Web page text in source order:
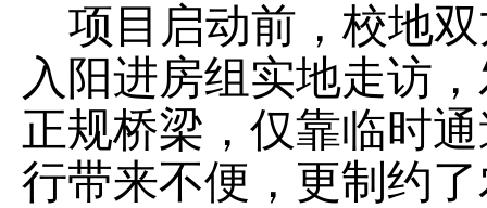
项目启动前，校地
入阳进房组实地走访
正规桥梁，仅靠临时
行带来不便，更制约